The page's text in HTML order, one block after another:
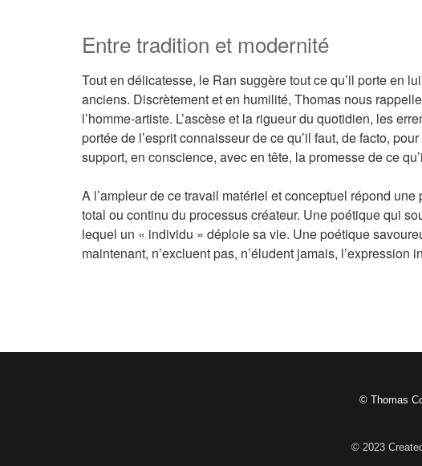
Entre tradition et modernité
Tout en délicatesse, le Ran suggère tout ce qu’il porte en
anciens. Discrètement et en humilité, Thomas nous
l’homme-artiste. L’ascèse et la rigueur du quotidien, les
portée de l’esprit connaisseur de ce qu’il faut, de facto,
support, en conscience, avec en tête, la promesse de ce
A l’ampleur de ce travail matériel et conceptuel répond
total ou continu du processus créateur. Une poétique qui
lequel un « individu » déploie sa vie. Une poétique
maintenant, n’excluent pas, n’éludent jamais, l’expression
© Thomas
© 2023